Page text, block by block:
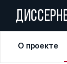
О проекте